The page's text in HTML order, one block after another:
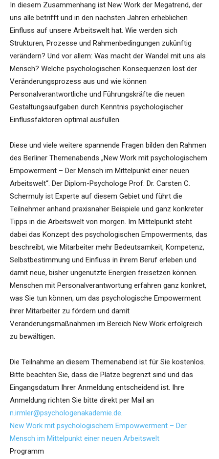
In diesem Zusammenhang ist New Work der Megatrend, der
uns alle betrifft und in den nächsten Jahren erheblichen
Einfluss auf unsere Arbeitswelt hat. Wie werden sich
Strukturen, Prozesse und Rahmenbedingungen zukünftig
verändern? Und vor allem: Was macht der Wandel mit uns als
Mensch? Welche psychologischen Konsequenzen löst der
Veränderungsprozess aus und wie können
Personalverantwortliche und Führungskräfte die neuen
Gestaltungsaufgaben durch Kenntnis psychologischer
Einflussfaktoren optimal ausfüllen.
Diese und viele weitere spannende Fragen bilden den Rahmen
des Berliner Themenabends „New Work mit psychologischem
Empowerment – Der Mensch im Mittelpunkt einer neuen
Arbeitswelt“. Der Diplom-Psychologe Prof. Dr. Carsten C.
Schermuly ist Experte auf diesem Gebiet und führt die
Teilnehmer anhand praxisnaher Beispiele und ganz konkreter
Tipps in die Arbeitswelt von morgen. Im Mittelpunkt steht
dabei das Konzept des psychologischen Empowerments, das
beschreibt, wie Mitarbeiter mehr Bedeutsamkeit, Kompetenz,
Selbstbestimmung und Einfluss in ihrem Beruf erleben und
damit neue, bisher ungenutzte Energien freisetzen können.
Menschen mit Personalverantwortung erfahren ganz konkret,
was Sie tun können, um das psychologische Empowerment
ihrer Mitarbeiter zu fördern und damit
Veränderungsmaßnahmen im Bereich New Work erfolgreich
zu bewältigen.
Die Teilnahme an diesem Themenabend ist für Sie kostenlos.
Bitte beachten Sie, dass die Plätze begrenzt sind und das
Eingangsdatum Ihrer Anmeldung entscheidend ist. Ihre
Anmeldung richten Sie bitte direkt per Mail an
n.irmler@psychologenakademie.de.
New Work mit psychologischem Empowwerment – Der
Mensch im Mittelpunkt einer neuen Arbeitswelt
Programm